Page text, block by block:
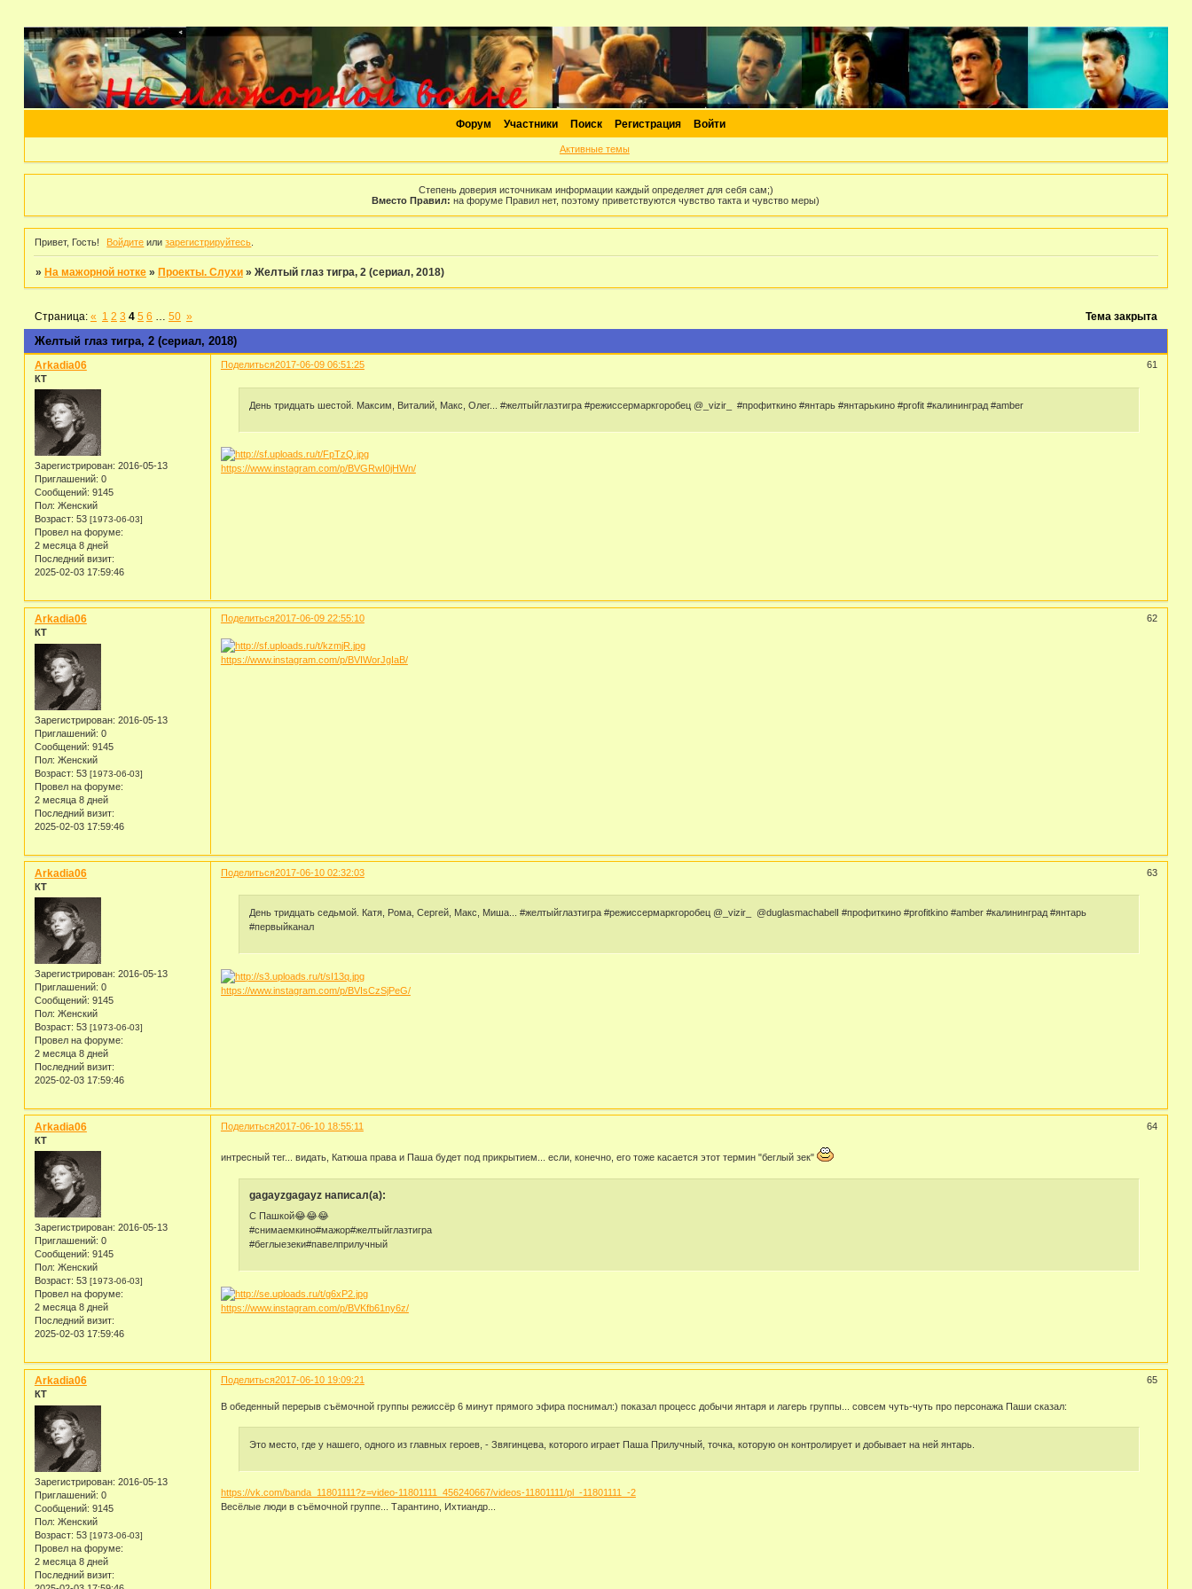
Форум Участники Поиск Регистрация Войти
Активные темы
Степень доверия источникам информации каждый определяет для себя сам;)
Вместо Правил: на форуме Правил нет, поэтому приветствуются чувство такта и чувство меры)
Привет, Гость! Войдите илизарегистрируйтесь
» На мажорной нотке » Проекты. Слухи » Желтый глаз тигра, 2 (сериал, 2018)
Желтый глаз тигра, 2 (сериал, 2018)
Страница: « 1 2 3 4 5 6 … 50 » Тема закрыта
Поделиться 61
2017-06-09 06:51:25
Arkadia06
КТ
Зарегистрирован: 2016-05-13
Приглашений: 0
Сообщений: 9145
Пол: Женский
Возраст: 53 [1973-06-03]
Провел на форуме:
2 месяца 8 дней
Последний визит:
2025-02-03 17:59:46
День тридцать шестой. Максим, Виталий, Макс, Олег... #желтыйглазтигра #режиссермаркгоробец @_vizir_ #профиткино #янтарь #янтарькино #profit #калининград #amber
https://www.instagram.com/p/BVGRwI0jHWn/
Поделиться 62
2017-06-09 22:55:10
Arkadia06
КТ
Зарегистрирован: 2016-05-13
Приглашений: 0
Сообщений: 9145
Пол: Женский
Возраст: 53 [1973-06-03]
Провел на форуме:
2 месяца 8 дней
Последний визит:
2025-02-03 17:59:46
https://www.instagram.com/p/BVIWorJgIaB/
Поделиться 63
2017-06-10 02:32:03
Arkadia06
КТ
Зарегистрирован: 2016-05-13
Приглашений: 0
Сообщений: 9145
Пол: Женский
Возраст: 53 [1973-06-03]
Провел на форуме:
2 месяца 8 дней
Последний визит:
2025-02-03 17:59:46
День тридцать седьмой. Катя, Рома, Сергей, Макс, Миша... #желтыйглазтигра #режиссермаркгоробец @_vizir_ @duglasmachabelI #профиткино #profitkino #amber #калининград #янтарь
#первыйканал
https://www.instagram.com/p/BVIsCzSjPeG/
Поделиться 64
2017-06-10 18:55:11
Arkadia06
КТ
Зарегистрирован: 2016-05-13
Приглашений: 0
Сообщений: 9145
Пол: Женский
Возраст: 53 [1973-06-03]
Провел на форуме:
2 месяца 8 дней
Последний визит:
2025-02-03 17:59:46
интресный тег... видать, Катюша права и Паша будет под прикрытием... если, конечно, его тоже касается этот термин "беглый зек"
gagayzgagayz написал(а):
С Пашкой😂😂😂
#снимаемкино#мажор#желтыйглазтигра
#беглыезеки#павелприлучный
https://www.instagram.com/p/BVKfb61ny6z/
Поделиться 65
2017-06-10 19:09:21
Arkadia06
КТ
Зарегистрирован: 2016-05-13
Приглашений: 0
Сообщений: 9145
Пол: Женский
Возраст: 53 [1973-06-03]
Провел на форуме:
2 месяца 8 дней
Последний визит:
В обеденный перерыв съёмочной группы режиссёр 6 минут прямого эфира поснимал:) показал процесс добычи янтаря и лагерь группы... совсем чуть-чуть про персонажа Паши сказал:
Это место, где у нашего, одного из главных героев, - Звягинцева, которого играет Паша Прилучный, точка, которую он контролирует и добывает на ней янтарь.
https://vk.com/banda_11801111?z=video-11801111_456240667/videos-11801111/pl_-11801111_-2
Весёлые люди в съёмочной группе... Тарантино, Ихтиандр...